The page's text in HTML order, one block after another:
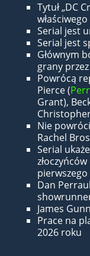
Tytuł „DC
Serial jest
Serial jest
Głównym
grany
Powrócą
Pierce (
Grant),
Nie
Rachel
Serial
złoczyńców
Dan
James
Prace na
2026 roku